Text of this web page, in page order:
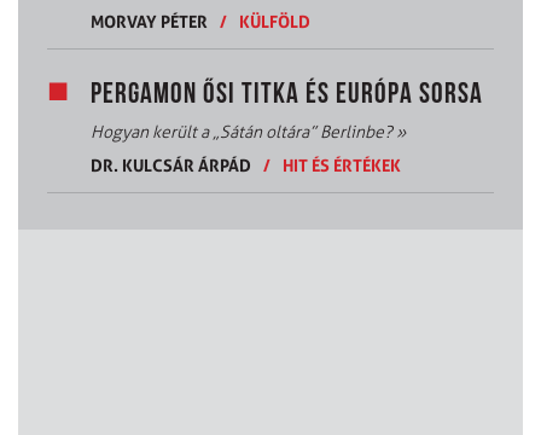
MORVAY PÉTER
/ KÜLFÖLD
PERGAMON ŐSI TITKA ÉS EURÓPA SORSA
Hogyan került a „Sátán oltára” Berlinbe?»
DR. KULCSÁR ÁRPÁD
/ HIT ÉS ÉRTÉKEK